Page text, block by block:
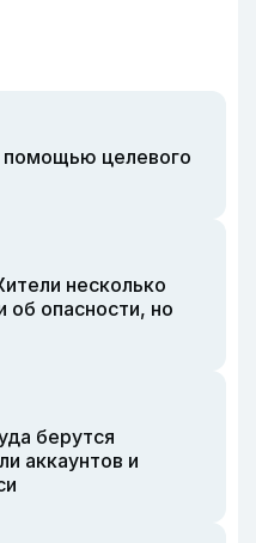
помощью целевого
несколько
опасности, но
берутся
аккаунтов и